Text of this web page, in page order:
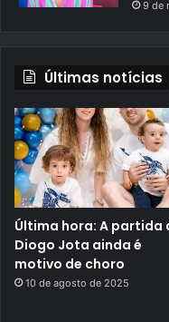
9 de
Últimas notícias
Última hora: A partida
Diogo Jota ainda é
motivo de choro
10 de agosto de 2025